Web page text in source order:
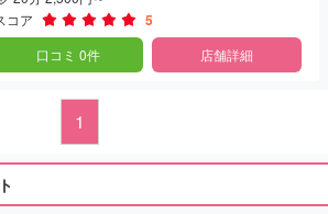
コア
5
口コミ 0件 店舗詳細
1